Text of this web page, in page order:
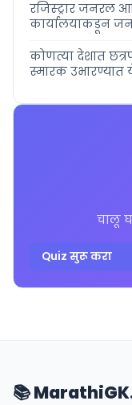
रजिस्ट्रार जनरल
कार्यालयाकडून
कोणत्या देशात
स्मारक उभारण्यात
चालू
Quiz सुरू करा
📚